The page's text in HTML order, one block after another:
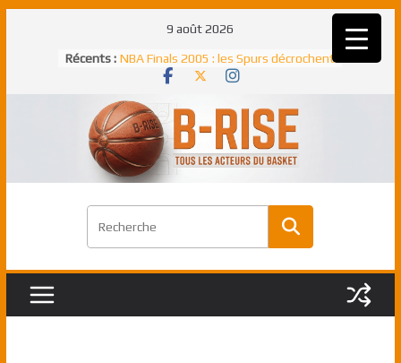
9 août 2026
Récents : NBA Finals 2005 : les Spurs décrochent
un troisième titre NBA, la rude bataille
NBA Finals 2021 : les Bucks et Giannis
Antetokounmpo triomphent, le Greek
Freek élu MVP
Shai Gilgeous-Alexander : son premier
match à plus de 40 points en NBA, le
Pau Gasol dans l’histoire en 2002 :
premier européen sacré Rookie de
Rudy Gobert, deuxième Français élu